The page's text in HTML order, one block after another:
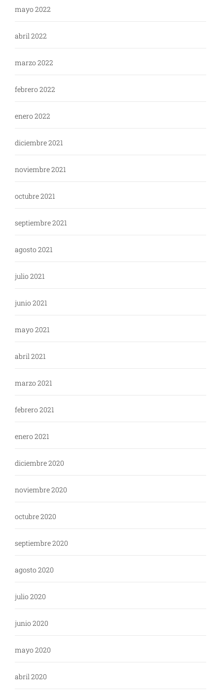
mayo 2022
abril 2022
marzo 2022
febrero 2022
enero 2022
diciembre 2021
noviembre 2021
octubre 2021
septiembre 2021
agosto 2021
julio 2021
junio 2021
mayo 2021
abril 2021
marzo 2021
febrero 2021
enero 2021
diciembre 2020
noviembre 2020
octubre 2020
septiembre 2020
agosto 2020
julio 2020
junio 2020
mayo 2020
abril 2020